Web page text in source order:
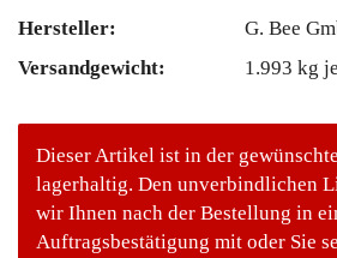
Hersteller:
G. Bee
Versandgewicht:
1.993 kg
Dieser Artikel ist in der
lagerhaltig. Den unverbindlichen
wir Ihnen nach der Bestellung in
Auftragsbestätigung mit oder Sie